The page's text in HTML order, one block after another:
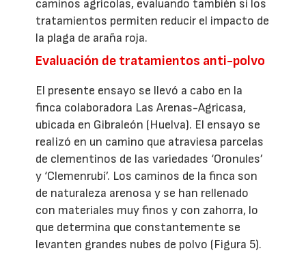
caminos agrícolas, evaluando también si los
tratamientos permiten reducir el impacto de
la plaga de araña roja.
Evaluación de tratamientos anti-polvo
El presente ensayo se llevó a cabo en la
finca colaboradora Las Arenas-Agricasa,
ubicada en Gibraleón (Huelva). El ensayo se
realizó en un camino que atraviesa parcelas
de clementinos de las variedades ‘Oronules’
y ‘Clemenrubí’. Los caminos de la finca son
de naturaleza arenosa y se han rellenado
con materiales muy finos y con zahorra, lo
que determina que constantemente se
levanten grandes nubes de polvo (Figura 5).